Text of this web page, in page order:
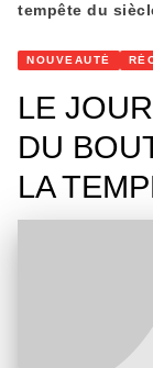
tempête du
NOUVEAUTÉ
LE
DU
LA